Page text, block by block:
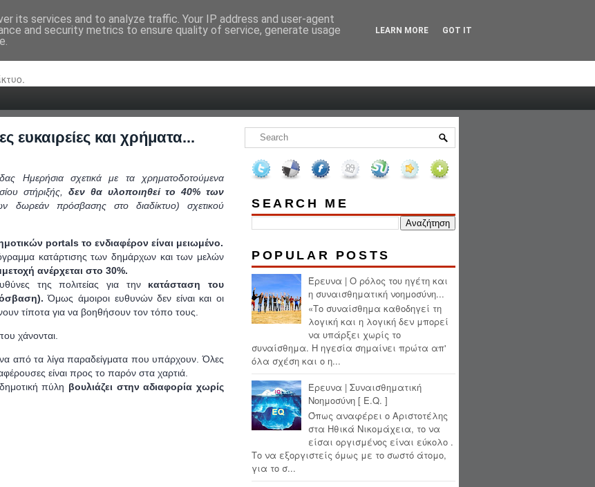
HOME
και χρήματα...
Ημερήσια σχετικά με τα χρηματοδοτούμενα
στήριξής, δεν θα υλοποιηθεί το 40% των
δωρεάν πρόσβασης στο διαδίκτυο) σχετικού
portals το ενδιαφέρον είναι μειωμένο.
κατάρτισης των δημάρχων και των μελών
ανέρχεται στο 30%.
της πολιτείας για την κατάσταση του
Όμως άμοιροι ευθυνών δεν είναι και οι
τίποτα για να βοηθήσουν τον τόπο τους.
χάνονται.
από τα λίγα παραδείγματα που υπάρχουν. Όλες
είναι προς το παρόν στα χαρτιά.
πύλη βουλιάζει στην αδιαφορία χωρίς
SEARCH ME
POPULAR POSTS
Έρευνα | Ο ρόλος του ηγέτη και
η συναισθηματική νοημοσύνη...
«Το συναίσθημα καθοδηγεί τη
λογική και η λογική δεν μπορεί
να υπάρξει χωρίς το
συναίσθημα. Η ηγεσία σημαίνει πρώτα απ'
όλα σχέση και ο η...
Έρευνα | Συναισθηματική
Νοημοσύνη [ E.Q. ]
Όπως αναφέρει ο Αριστοτέλης
στα Ηθικά Νικομάχεια, το να
είσαι οργισμένος είναι εύκολο .
Το να εξοργιστείς όμως με το σωστό άτομο,
για το σ...
its services and to analyze traffic. Your IP address and user-agent
and security metrics to ensure quality of service, generate usage
LEARN MORE GOT IT